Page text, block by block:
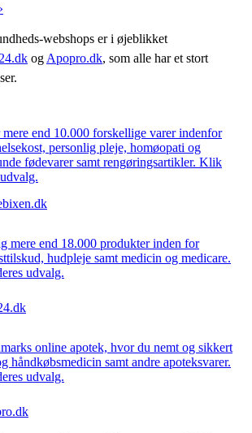
webshops er i øjeblikket
og Apopro.dk, som alle har et stort
end 10.000 forskellige varer indenfor
personlig pleje, homøopati og
fødevarer samt rengøringsartikler. Klik
mere end 18.000 produkter inden for
hudpleje samt medicin og medicare.
udvalg.
online apotek, hvor du nemt og sikkert
håndkøbsmedicin samt andre apoteksvarer.
udvalg.